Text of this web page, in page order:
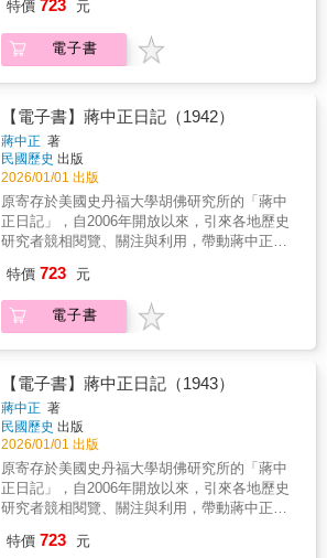
等層面的大變化，因此有形的國際戰爭宣告結
運作的新國際秩序，一切都須重新努力做起。
本年日記主要內容包括：戰後的國際新秩序、
馬歇爾使華調停國共、政治協商會議與制憲國
記原稿，閱讀實為不易。本書根據蔣中正親筆
的日記手稿，以逐字打字校對的方式，忠實呈
現日記的原貌。對日記涉及的人物與事件，詳
書獨家特色★ 1.以手稿本為依據，真實鍵錄 2.
審慎校對，錯漏別字，詳細註記 3.加註人名及
重要史事，方便檢閱 4.配合日記內容精選珍貴
照片 5.後附索引，以利檢索 ◆個人捧讀．學
者研究．傳家珍典．圖書庋藏．權威必備◆ 走
向憲政的動員戡亂時代1947年1月1日，國民政
府公布前一年12月25日由國民大會三讀通過的
《中華民國憲法》，12 月25 日《中華民國憲
法》正式施行，中華民國進人憲政時期，完成
領導重任的蔣中正而言，這一年不論在政治、
軍事、社會、經濟等任何一方面，都出現了許
多挑戰，處境艱困。他在這一年的年終，回顧
實為內亂外侮最嚴重艱危之一年，亦為平生以
來最辛勞憂患之一年。」本年日記主要內容包
括：國民政府的改組、國共內戰，進入動員戡
亂時期、沈崇事件引發各地學潮、經濟社會動
盪造成民怨（二二八事變）、中美關係愈形惡
化。
特價 723 元
電子書
【電子書】蔣中正日記（1942）
蔣中正 著
民國歷史 出版
2026/01/01 出版
原寄存於美國史丹福大學胡佛研究所的「蔣中
正日記」，自2006年開放以來，引來各地歷史
研究者競相閱覽、關注與利用，帶動蔣中正研
記原稿，閱讀實為不易。本書根據蔣中正親筆
的日記手稿，以逐字打字校對的方式，忠實呈
現日記的原貌。對日記涉及的人物與事件，詳
書獨家特色★ 1.以手稿本為依據，真實鍵錄 2.
審慎校對，錯漏別字，詳細註記 3.加註人名及
重要史事，方便檢閱 4.配合日記內容精選珍貴
照片 5.後附索引，以利檢索 ◆個人捧讀．學
者研究．傳家珍典．圖書庋藏．權威必備◆ 當
中國晉級四強1942年元旦， 中華民國在美國總
統羅斯福支持下，與美英蘇三國共同領銜，發
表《聯合國共同宣言》，承諾動用全部的軍
事、經濟資源，對抗軸心國勢力。這是戰時中
特價 723 元
電子書
【電子書】蔣中正日記（1943）
蔣中正 著
民國歷史 出版
2026/01/01 出版
原寄存於美國史丹福大學胡佛研究所的「蔣中
正日記」，自2006年開放以來，引來各地歷史
研究者競相閱覽、關注與利用，帶動蔣中正研
記原稿，閱讀實為不易。本書根據蔣中正親筆
特價 723 元